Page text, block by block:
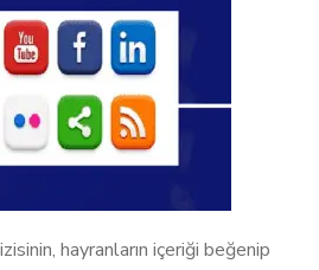
hayranların içeriği beğenip